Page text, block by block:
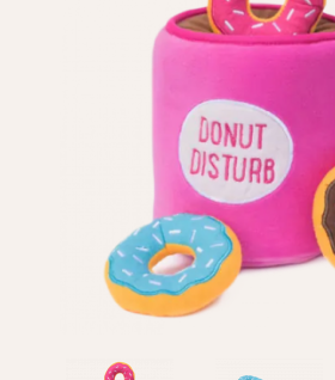
О
Оплата и доставка
Программа
О Нас
Оптовым
Контакты